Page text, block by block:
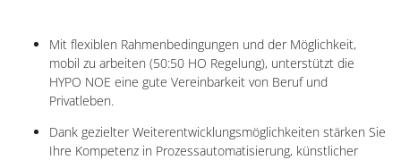
Mit flexiblen Rahmenbedingungen und der Möglichkeit,
mobil zu arbeiten (50:50 HO Regelung), unterstützt die
HYPO NOE eine gute Vereinbarkeit von Beruf und
Privatleben.
Dank gezielter Weiterentwicklungsmöglichkeiten stärken Sie
Ihre Kompetenz in Prozessautomatisierung, künstlicher